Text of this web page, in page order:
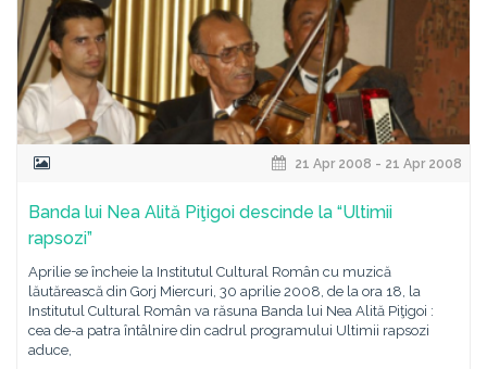
21 Apr 2008 - 21 Apr 2008
Banda lui Nea Alită Piţigoi descinde la “Ultimii
rapsozi”
Aprilie se încheie la Institutul Cultural Român cu muzică
lăutărească din Gorj Miercuri, 30 aprilie 2008, de la ora 18, la
Institutul Cultural Român va răsuna Banda lui Nea Alită Piţigoi :
cea de-a patra întâlnire din cadrul programului Ultimii rapsozi
aduce,